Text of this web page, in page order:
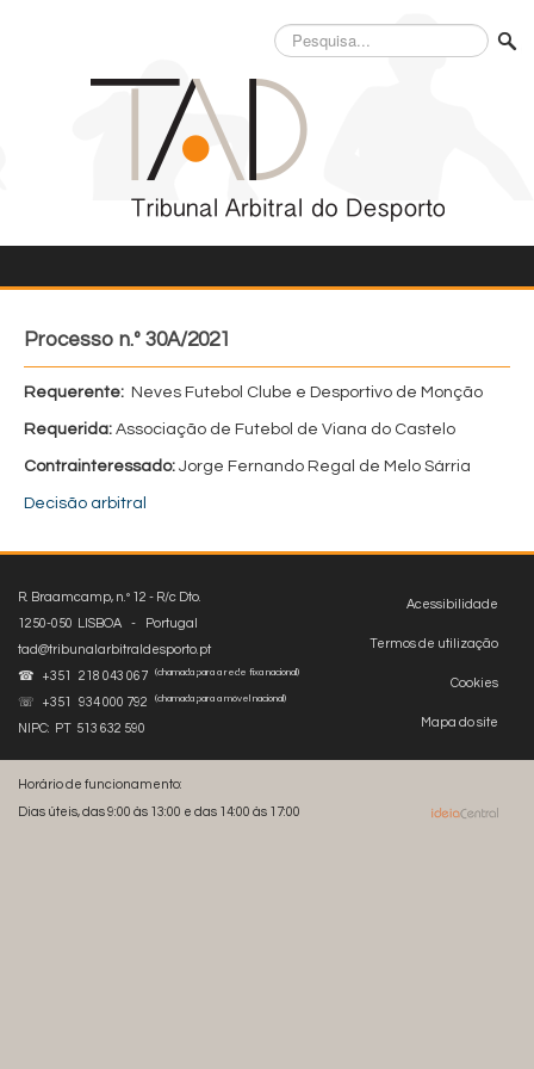
Pesquisa...
Processo n.º 30A/2021
Requerente: Neves Futebol Clube e Desportivo de Monção
Requerida: Associação de Futebol de Viana do Castelo
Contrainteressado: Jorge Fernando Regal de Melo Sárria
Decisão arbitral
Acessibilidade
Termos de utilização
Cookies
Mapa do site
R. Braamcamp, n.º 12 - R/c Dto.
1250-050 LISBOA - Portugal
tad@tribunalarbitraldesporto.pt
☎ +351 218 043 067
(chamada para a rede fixa nacional)
☏ +351 934 000 792 (chamada para a móvel nacional)
NIPC: PT 513 632 590
Horário de funcionamento:
Dias úteis, das 9:00 às 13:00 e das 14:00 às 17:00